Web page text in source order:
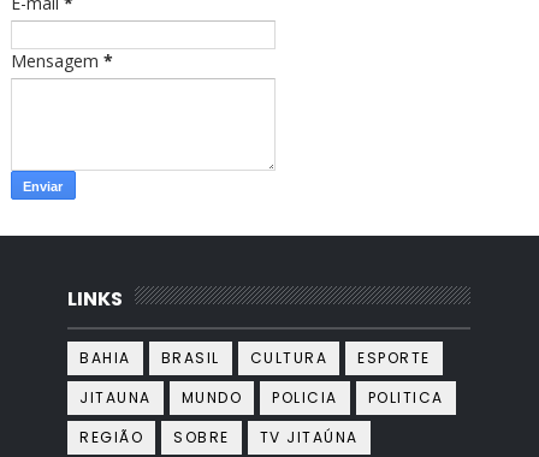
Mensagem *
LINKS
BAHIA BRASIL CULTURA
ESPORTE
JITAUNA
MUNDO POLICIA
POLITICA
REGIÃO
SOBRE TV JITAÚNA